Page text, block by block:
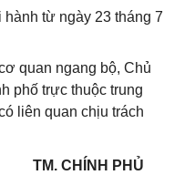
từ ngày 23 tháng 7
quan ngang bộ, Chủ
phố trực thuộc trung
liên quan chịu trách
TM. CHÍNH PHỦ